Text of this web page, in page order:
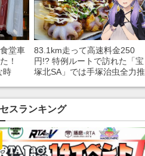
堂車
！
時
声
83.1km走って高速料金250
円!? 特例ルートで訪れた「宝
塚北SA」では手塚治虫全力推
スランキング